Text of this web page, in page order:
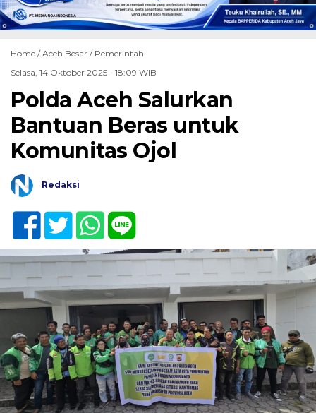
Home /Aceh Besar / Pemerintah
Selasa, 14 Oktober 2025 - 18:09 WIB
Polda Aceh Salurkan
Bantuan Beras untuk
Komunitas Ojol
Redaksi